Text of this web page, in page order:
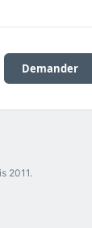
Demander
2011.